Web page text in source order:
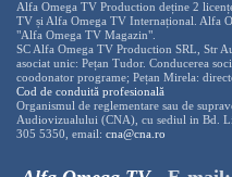
Alfa Omega TV Production deține 2
TV și Alfa Omega TV Internațional. Alfa
"Alfa Omega TV Magazin".
SC Alfa Omega TV Production SRL, Str
asociat unic: Pețan Tudor. Conducerea
coodonator programe; Pețan Mirela:
Cod de conduită profesională
Organismul de reglementare sau de
Audiovizualului (CNA), cu sediul in Bd.
305 5350, email: cna@cna.ro